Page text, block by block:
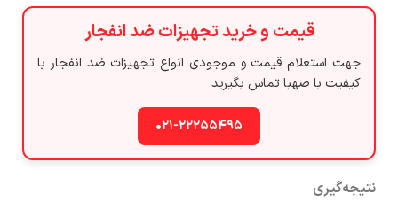
قیمت و خرید تجهیزات ضد انفجار
جهت استعلام قیمت و موجودی انواع تجهیزات ضد انفجار با
کیفیت با صهبا تماس بگیرید
۰۲۱-۲۲۲۵۵۴۹۵
نتیجه‌گیری